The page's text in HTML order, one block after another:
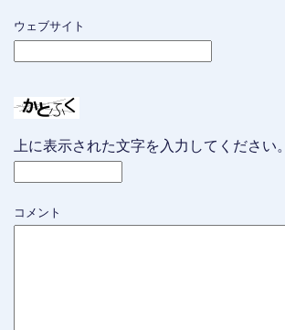
ウェブサイト
上に表示された文字を入力してください。
コメント